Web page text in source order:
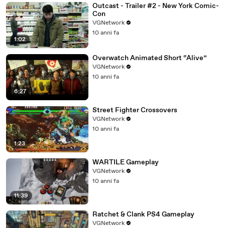
1:02
Outcast - Trailer #2 - New York Comic-
Con
VGNetwork
10 anni fa
6:27
Overwatch Animated Short “Alive”
VGNetwork
10 anni fa
1:23
Street Fighter Crossovers
VGNetwork
10 anni fa
11:39
WARTILE Gameplay
VGNetwork
10 anni fa
Ratchet & Clank PS4 Gameplay
VGNetwork